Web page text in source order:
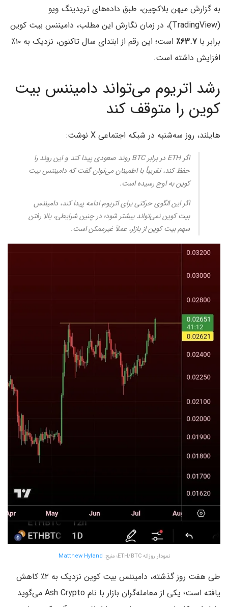
به گزارش میهن بلاکچین، طبق داده‌های تریدینگ ویو
(TradingView)، در زمان نگارش این مطلب، دامیننس بیت‌ کوین
برابر با ۶۳.۷٪
است؛ این رقم از ابتدای سال تاکنون، نزدیک به ۱۰٪
افزایش داشته است.
رشد اتریوم می‌تواند دامیننس بیت‌
کوین را متوقف کند
هایلند، روز سه‌شنبه در شبکه اجتماعی X نوشت:
اگر ETH در برابر BTC روند صعودی پیدا کند و این روند را
حفظ کند، تقریباً با اطمینان می‌توان گفت که دامیننس بیت‌
کوین به اوج رسیده است.
اگر این الگوی حرکتی برای اتریوم ادامه پیدا کند، دامیننس
بیت‌ کوین نمی‌تواند بیشتر شود؛ در چنین شرایطی، بالا رفتن
سهم بیت‌ کوین از بازار، عملاً غیرممکن است.
نمودار روزانه ETH/BTC؛ منبع: Matthew Hyland
طی هفت روز گذشته، دامیننس بیت‌ کوین نزدیک به ۲٪ کاهش
یافته است؛ یکی از معامله‌گران بازار با نام Ash Crypto می‌گوید